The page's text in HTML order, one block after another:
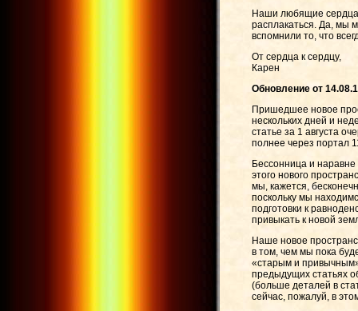
Наши любящие сердца
расплакаться. Да, мы
вспомнили то, что
От сердца к сердцу,
Карен
Обновление от
Пришедшее новое
нескольких дней и
статье за 1 августа
полнее через портал
Бессонница и
этого нового
мы, кажется,
поскольку мы
подготовки к
привыкать к новой
Наше новое
в том, чем мы пока
«старым и
предыдущих статьях
(больше деталей в
сейчас, пожалуй, в